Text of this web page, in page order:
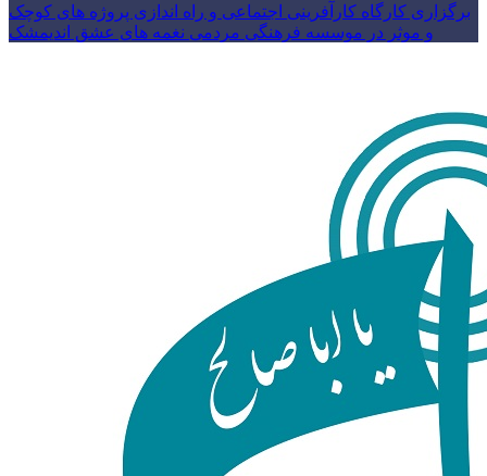
برگزاری کارگاه کارآفرینی اجتماعی و راه اندازی پروژه های کوچک
و موثر در موسسه فرهنگی مردمی نغمه های عشق اندیمشک